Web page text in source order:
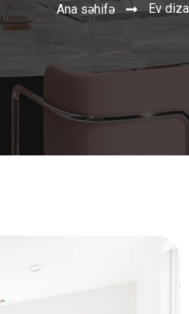
Ana səhifə Ev